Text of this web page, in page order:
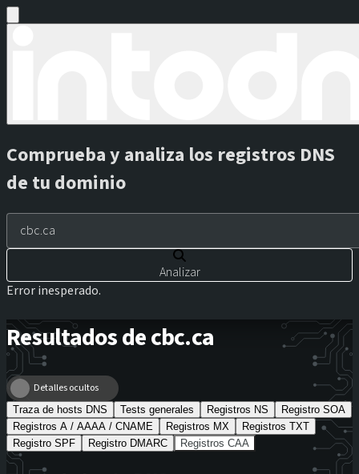
Comprueba y analiza los registros DNS
de tu dominio
Analizar
Error inesperado.
Resultados de cbc.ca
Detalles ocultos
Traza de hosts DNS Tests generales Registros NS
Registro SOA
Registros A / AAAA / CNAME
Registros MX
Registros TXT
Registro SPF
Registro DMARC Registros CAA